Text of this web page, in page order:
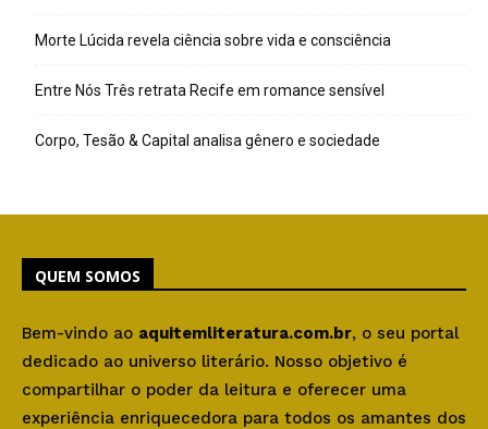
Morte Lúcida revela ciência sobre vida e consciência
Entre Nós Três retrata Recife em romance sensível
Corpo, Tesão & Capital analisa gênero e sociedade
QUEM SOMOS
Bem-vindo ao aquitemliteratura.com.br, o seu portal
dedicado ao universo literário. Nosso objetivo é
compartilhar o poder da leitura e oferecer uma
experiência enriquecedora para todos os amantes dos